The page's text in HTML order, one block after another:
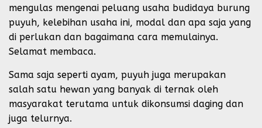
mengulas mengenai peluang usaha budidaya burung
puyuh, kelebihan usaha ini, modal dan apa saja yang
di perlukan dan bagaimana cara memulainya.
Selamat membaca.
Sama saja seperti ayam, puyuh juga merupakan
salah satu hewan yang banyak di ternak oleh
masyarakat terutama untuk dikonsumsi daging dan
juga telurnya.